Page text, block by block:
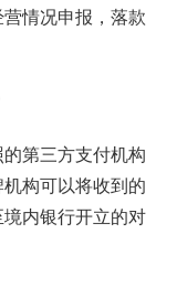
情况申报，落款
第三方支付机构
构可以将收到的
内银行开立的对